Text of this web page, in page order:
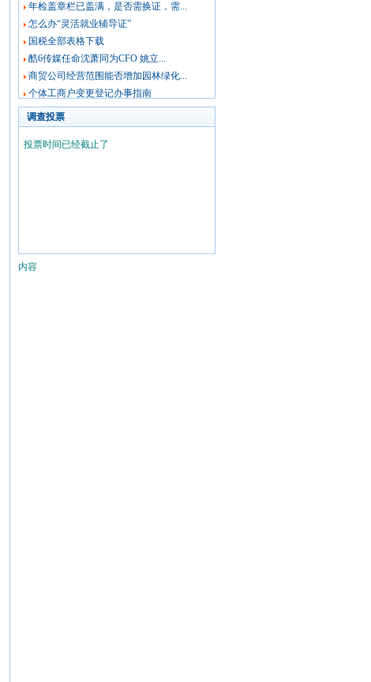
年检盖章栏已盖满，是否需换证，需...
怎么办“灵活就业辅导证”
国税全部表格下载
酷6传媒任命沈萧同为CFO 姚立...
商贸公司经营范围能否增加园林绿化...
个体工商户变更登记办事指南
调查投票
投票时间已经截止了
内容